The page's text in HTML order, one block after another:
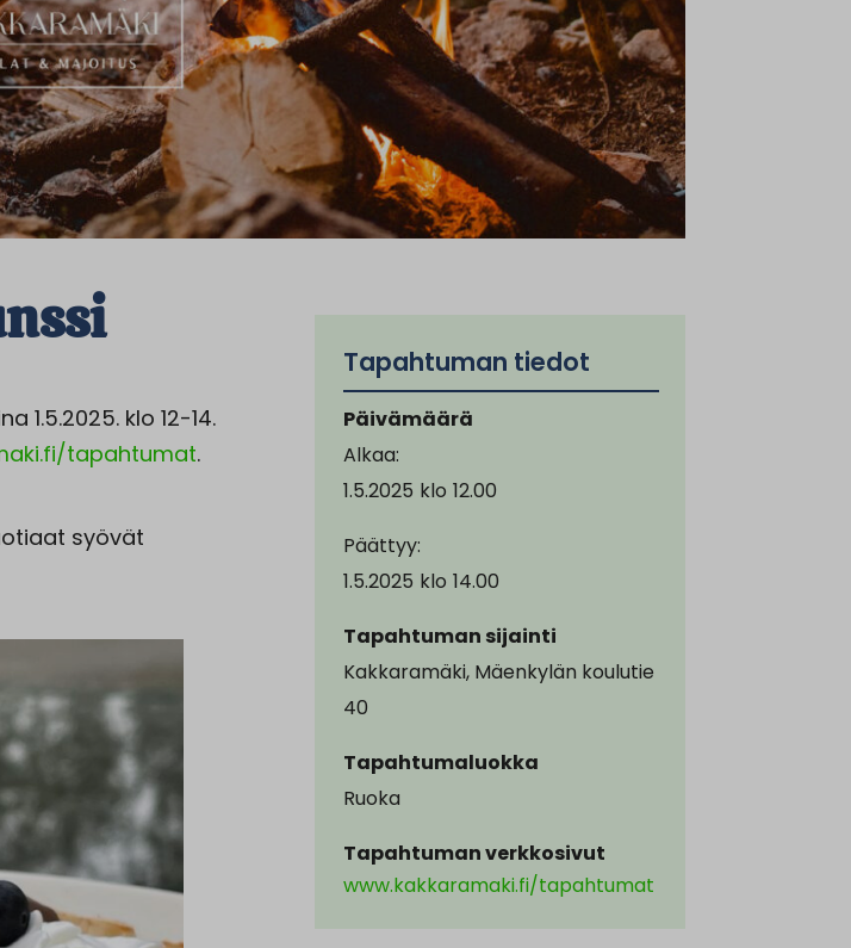
klo 12-14.
tapahtumat.
syövät
Tapahtuman tiedot
Päivämäärä
Alkaa:
1.5.2025 klo 12.00
Päättyy:
1.5.2025 klo 14.00
Tapahtuman sijainti
Kakkaramäki, Mäenkylän koulutie
40
Tapahtumaluokka
Ruoka
Tapahtuman verkkosivut
www.kakkaramaki.fi/tapahtumat